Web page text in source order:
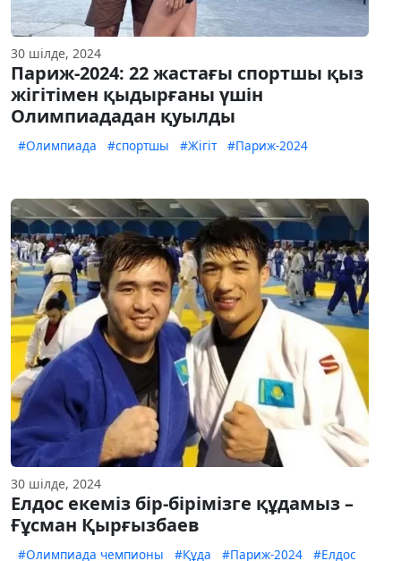
30 шілде, 2024
Париж-2024: 22 жастағы спортшы қыз
жігітімен қыдырғаны үшін
Олимпиададан қуылды
#Олимпиада #спортшы #Жігіт #Париж-2024
30 шілде, 2024
Елдос екеміз бір-бірімізге құдамыз –
Ғұсман Қырғызбаев
#Олимпиада чемпионы #Құда #Париж-2024
#Елдос